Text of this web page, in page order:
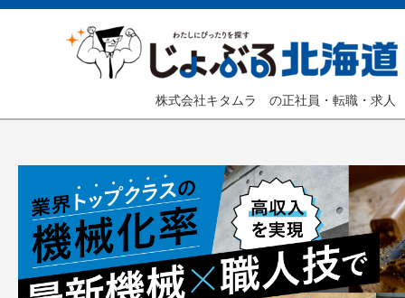
株式会社キタムラ の正社員・転職・求人